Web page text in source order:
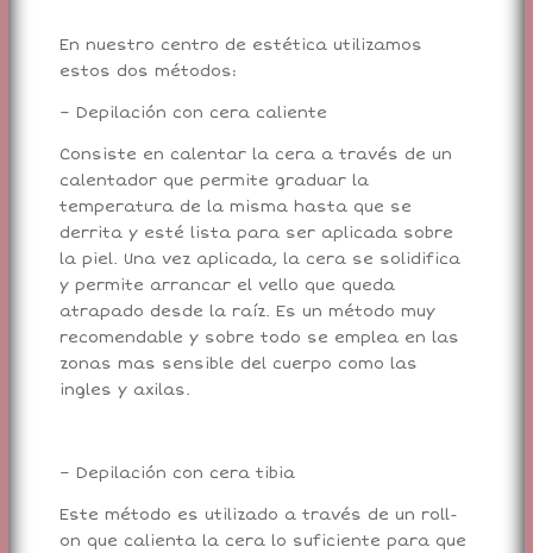
En nuestro centro de estética utilizamos
estos dos métodos:
– Depilación con cera caliente
Consiste en calentar la cera a través de un
calentador que permite graduar la
temperatura de la misma hasta que se
derrita y esté lista para ser aplicada sobre
la piel. Una vez aplicada, la cera se solidifica
y permite arrancar el vello que queda
atrapado desde la raíz. Es un método muy
recomendable y sobre todo se emplea en las
zonas mas sensible del cuerpo como las
ingles y axilas.
– Depilación con cera tibia
Este método es utilizado a través de un roll-
on que calienta la cera lo suficiente para que